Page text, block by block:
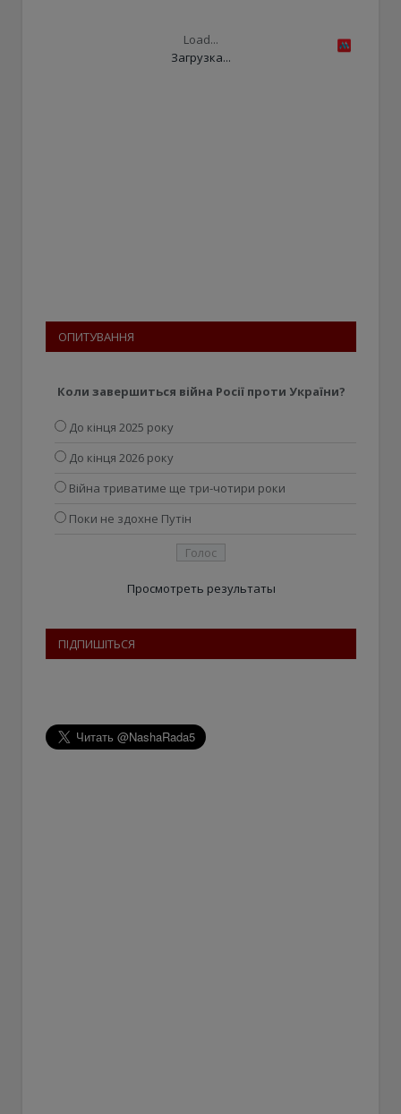
Load...
Загрузка...
ОПИТУВАННЯ
Коли завершиться війна Росії проти України?
До кінця 2025 року
До кінця 2026 року
Війна триватиме ще три-чотири роки
Поки не здохне Путін
Просмотреть результаты
ПІДПИШІТЬСЯ